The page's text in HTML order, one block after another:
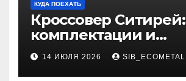
КУДА ПОЕХАТЬ
Кроссовер Ситирей:
комплектации и
характеристики
14 ИЮЛЯ 2026 SIB_ECOMETAL